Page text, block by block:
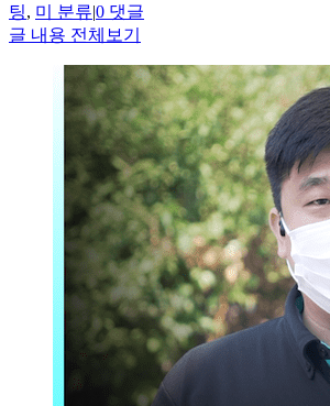
팅, 미 분류|0 댓글
글 내용 전체보기